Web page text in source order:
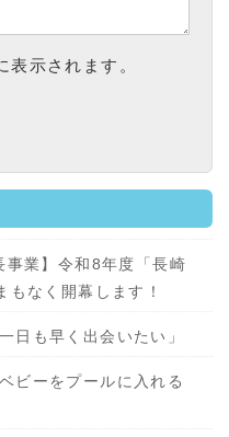
表示されます。
事業】令和8年度「長崎
なく開幕します！
日も早く出会いたい」
ビーをプールに入れる